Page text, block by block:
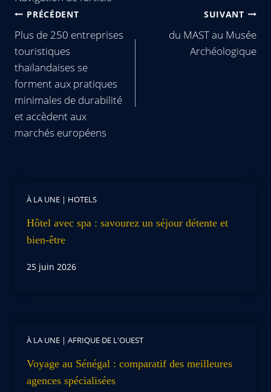
PRÉCÉDENT
Plus de 250 entreprises
touristiques
thaïlandaises se
forment aux pratiques
minimales de durabilité
et accèdent aux
marchés européens
SUIVANT
du MAST au Musée
Archéologique
À LA UNE | HOTELS
Hôtel avec spa : savourez un séjour détente et
bien-être
25 juin 2026
À LA UNE | AFRIQUE DE L'OUEST
Voyage au Sénégal : comparatif des meilleures
agences spécialisées